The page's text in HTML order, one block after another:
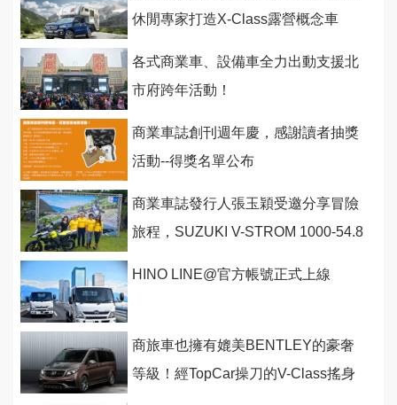
休閒專家打造X-Class露營概念車
各式商業車、設備車全力出動支援北
市府跨年活動！
商業車誌創刊週年慶，感謝讀者抽獎
活動--得獎名單公布
商業車誌發行人張玉穎受邀分享冒險
旅程，SUZUKI V-STROM 1000-54.8
HINO LINE@官方帳號正式上線
商旅車也擁有媲美BENTLEY的豪奢
等級！經TopCar操刀的V-Class搖身